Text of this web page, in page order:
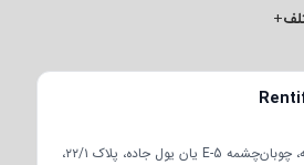
+
آتاکوی ۷-۸-۹-۱۰ قسم محله، چوبان‌چشمه E-5 یان یول جاده، پلاک ۲۲/۱،